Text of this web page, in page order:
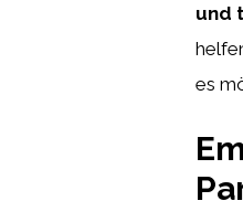
und
es